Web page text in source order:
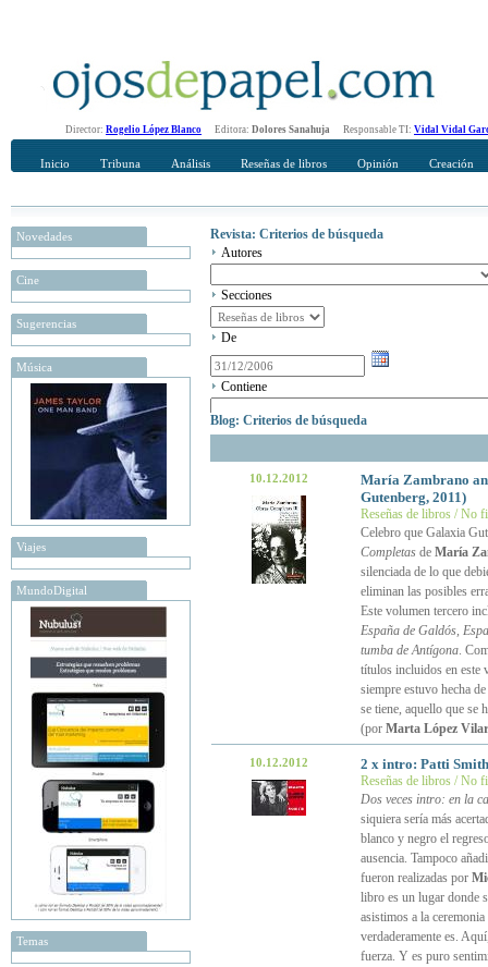
Director: Rogelio López Blanco Editora: Dolores Sanahuja Responsable TI: Vidal Vidal
Inicio Tribuna Análisis Reseñas de libros Opinión Creación
Novedades
Cine
Sugerencias
Música
Viajes
MundoDigital
Temas
Revista: Criterios de búsqueda
Autores
Secciones
De
Contiene
Blog: Criterios de búsqueda
10.12.2012
María Zambrano
Gutenberg, 2011)
Reseñas de libros / No
Celebro que Galaxia
Completasde María
silenciada de lo que
eliminan las posibles
Este volumen tercero
España de Galdós,
tumba de Antígona.
títulos incluidos en este
siempre estuvo hecha
se tiene, aquello que se
(por Marta López Vilar
10.12.2012 2 x intro: Patti
Reseñas de libros / No
Dos veces intro: en la
siquiera sería más
blanco y negro el
ausencia. Tampoco
fueron realizadas por
libro es un lugar donde
asistimos a la
verdaderamente es.
fuerza. Y es puro